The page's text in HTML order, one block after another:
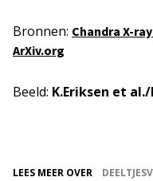
Bronnen: Chandra X-
ArXiv.org
Beeld: K.Eriksen et
LEES MEER OVER